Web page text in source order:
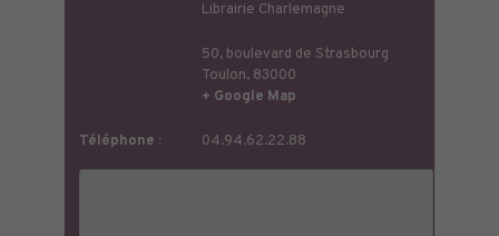
Librairie Charlemagne
50, boulevard de Strasbourg
Toulon, 83000
+ Google Map
Téléphone : 04.94.62.22.88